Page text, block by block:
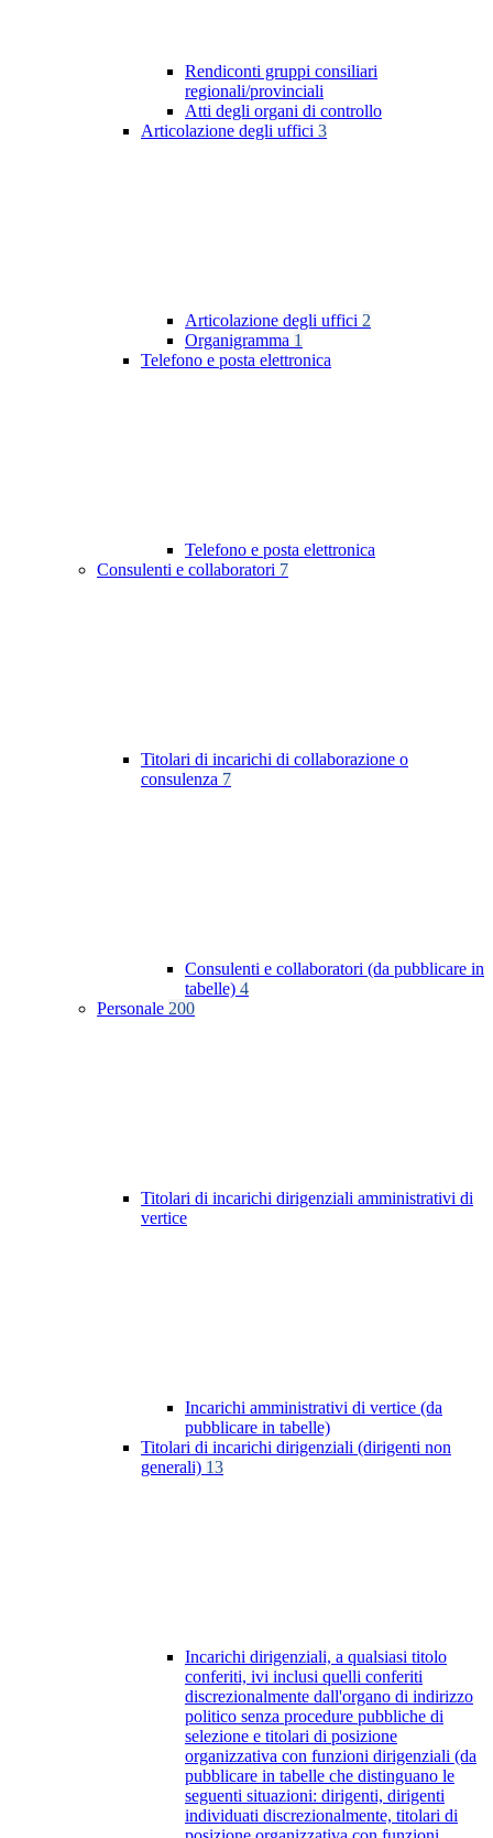
Rendiconti gruppi consiliari
regionali/provinciali
Atti degli organi di controllo
Articolazione degli uffici 3
Articolazione degli uffici 2
Organigramma 1
Telefono e posta elettronica
Telefono e posta elettronica
Consulenti e collaboratori 7
Titolari di incarichi di collaborazione o
consulenza 7
Consulenti e collaboratori (da pubblicare in
tabelle) 4
Personale 200
Titolari di incarichi dirigenziali amministrativi di
vertice
Incarichi amministrativi di vertice (da
pubblicare in tabelle)
Titolari di incarichi dirigenziali (dirigenti non
generali) 13
Incarichi dirigenziali, a qualsiasi titolo
conferiti, ivi inclusi quelli conferiti
discrezionalmente dall'organo di indirizzo
politico senza procedure pubbliche di
selezione e titolari di posizione
organizzativa con funzioni dirigenziali (da
pubblicare in tabelle che distinguano le
seguenti situazioni: dirigenti, dirigenti
individuati discrezionalmente, titolari di